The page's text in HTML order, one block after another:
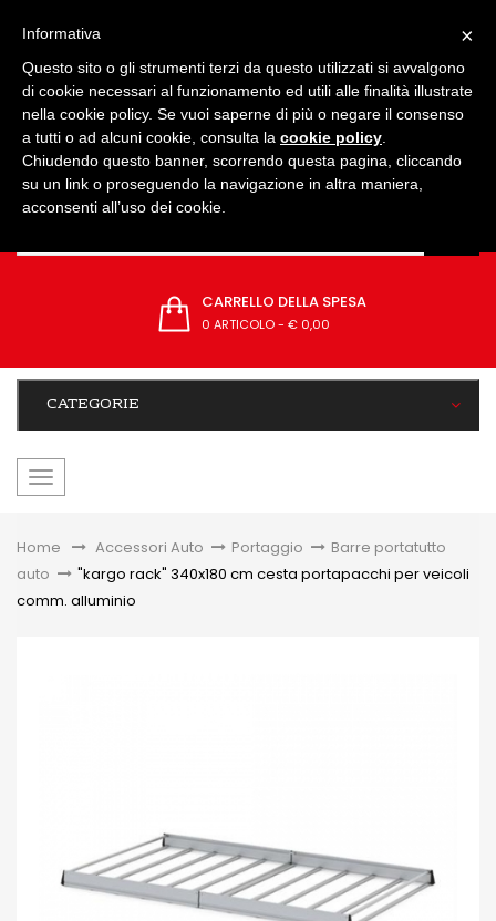
CARRELLO DELLA SPESA
0 ARTICOLO- € 0,00
CATEGORIE
navigazione
Home &gt;Accessori Auto > Portaggio >
Barre portatutto
auto > "kargo rack" 340x180 cm cesta portapacchi per veicoli
comm. alluminio
×
Informativa
Questo sito o gli strumenti terzi da questo utilizzati si avvalgono
di cookie necessari al funzionamento ed utili alle finalità illustrate
nella cookie policy. Se vuoi saperne di più o negare il consenso
a tutti o ad alcuni cookie, consulta la cookie policy
Chiudendo questo banner, scorrendo questa pagina, cliccando
su un link o proseguendo la navigazione in altra maniera,
acconsenti all’uso dei cookie.